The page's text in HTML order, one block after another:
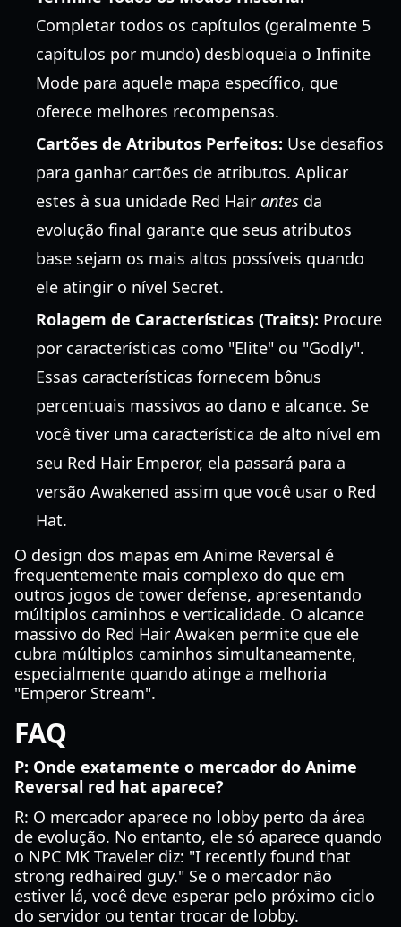
Completar todos os capítulos (geralmente 5
capítulos por mundo) desbloqueia o Infinite
Mode para aquele mapa específico, que
oferece melhores recompensas.
Cartões de Atributos Perfeitos: Use desafios
para ganhar cartões de atributos. Aplicar
estes à sua unidade Red Hair antes da
evolução final garante que seus atributos
base sejam os mais altos possíveis quando
ele atingir o nível Secret.
Rolagem de Características (Traits): Procure
por características como "Elite" ou "Godly".
Essas características fornecem bônus
percentuais massivos ao dano e alcance. Se
você tiver uma característica de alto nível em
seu Red Hair Emperor, ela passará para a
versão Awakened assim que você usar o Red
Hat.
O design dos mapas em Anime Reversal é
frequentemente mais complexo do que em
outros jogos de tower defense, apresentando
múltiplos caminhos e verticalidade. O alcance
massivo do Red Hair Awaken permite que ele
cubra múltiplos caminhos simultaneamente,
especialmente quando atinge a melhoria
"Emperor Stream".
FAQ
P: Onde exatamente o mercador do Anime
Reversal red hat aparece?
R: O mercador aparece no lobby perto da área
de evolução. No entanto, ele só aparece quando
o NPC MK Traveler diz: "I recently found that
strong redhaired guy." Se o mercador não
estiver lá, você deve esperar pelo próximo ciclo
do servidor ou tentar trocar de lobby.